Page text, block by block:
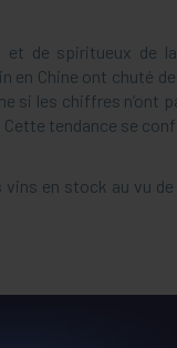
de spiritueux de la
Chine ont chuté
si les chiffres n’ont
tendance se
en stock au vu